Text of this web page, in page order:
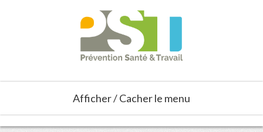
Afficher / Cacher le menu